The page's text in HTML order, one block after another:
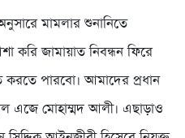
মামলার শুনানিতে
করি জামায়াত নিবন্ধন ফিরে
করতে পারবো। আমাদের প্রধান
এজে মোহাম্মদ আলী। এছাড়াও